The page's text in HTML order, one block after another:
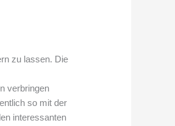
zu lassen. Die
verbringen
so mit der
interessanten